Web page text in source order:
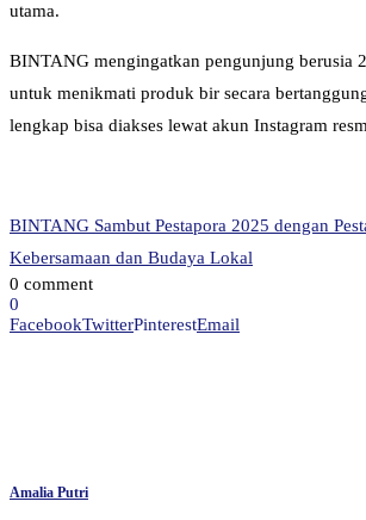
utama.
BINTANG mengingatkan pengunjung berusia
untuk menikmati produk bir secara
lengkap bisa diakses lewat akun Instagram
BINTANG Sambut Pestapora 2025 dengan
Kebersamaan dan Budaya Lokal
0 comment
0
FacebookTwitterPinterestEmail
Amalia Putri